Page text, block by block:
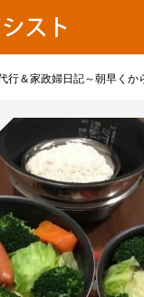
家事代行ブログ
シ
ス
ト
の
＆家政婦日記～朝早くから行動をすると予